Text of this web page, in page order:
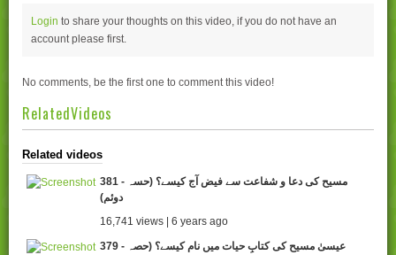
Login to share your thoughts on this video, if you do not have an
account please first.
No comments, be the first one to comment this video!
RelatedVideos
Related videos
381 - مسیح کی دعا و شفاعت سے فیض آج کیسے؟ (حسہ
دوئم)
16,741 views | 6 years ago
379 - عیسیٰ مسیح کی کتابِ حیات میں نام کیسے؟ (حصہ